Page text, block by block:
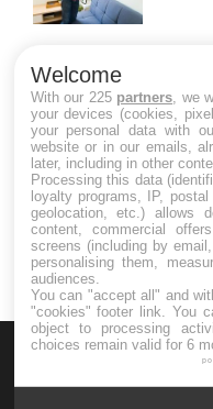
Welcome
With our 225 partners , we
your devices (cookies,
your personal data with
website or in our emails,
later, including in other
Processing this data
loyalty programs, IP,
geolocation, etc.) allows
content, commercial
screens (including by
personalising them,
audiences.
You can "accept all" and
"cookies" footer link . You
object to processing
choices remain valid for 6